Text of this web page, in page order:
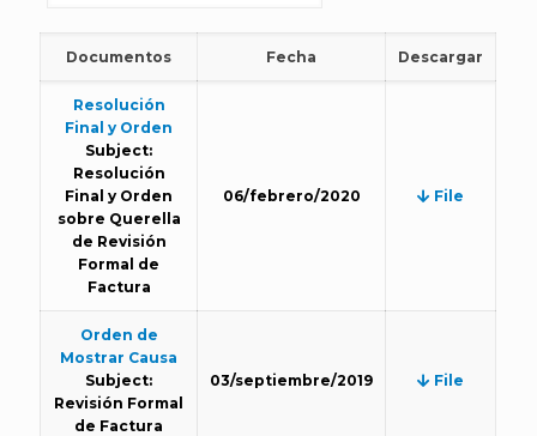
Documentos Fecha Descargar
Resolución
Final y Orden
Subject:
Resolución
Final y Orden
sobre Querella
de Revisión
Formal de
Factura
06/febrero/2020 File
Orden de
Mostrar Causa
Subject:
Revisión Formal
de Factura
03/septiembre/2019 File